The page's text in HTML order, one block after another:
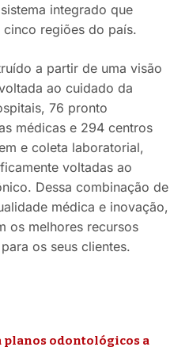
integrado que
regiões do país.
a partir de uma visão
ao cuidado da
76 pronto
médicas e 294 centros
e coleta laboratorial,
voltadas ao
Dessa combinação de
médica e inovação,
os melhores recursos
os seus clientes.
planos odontológicos a